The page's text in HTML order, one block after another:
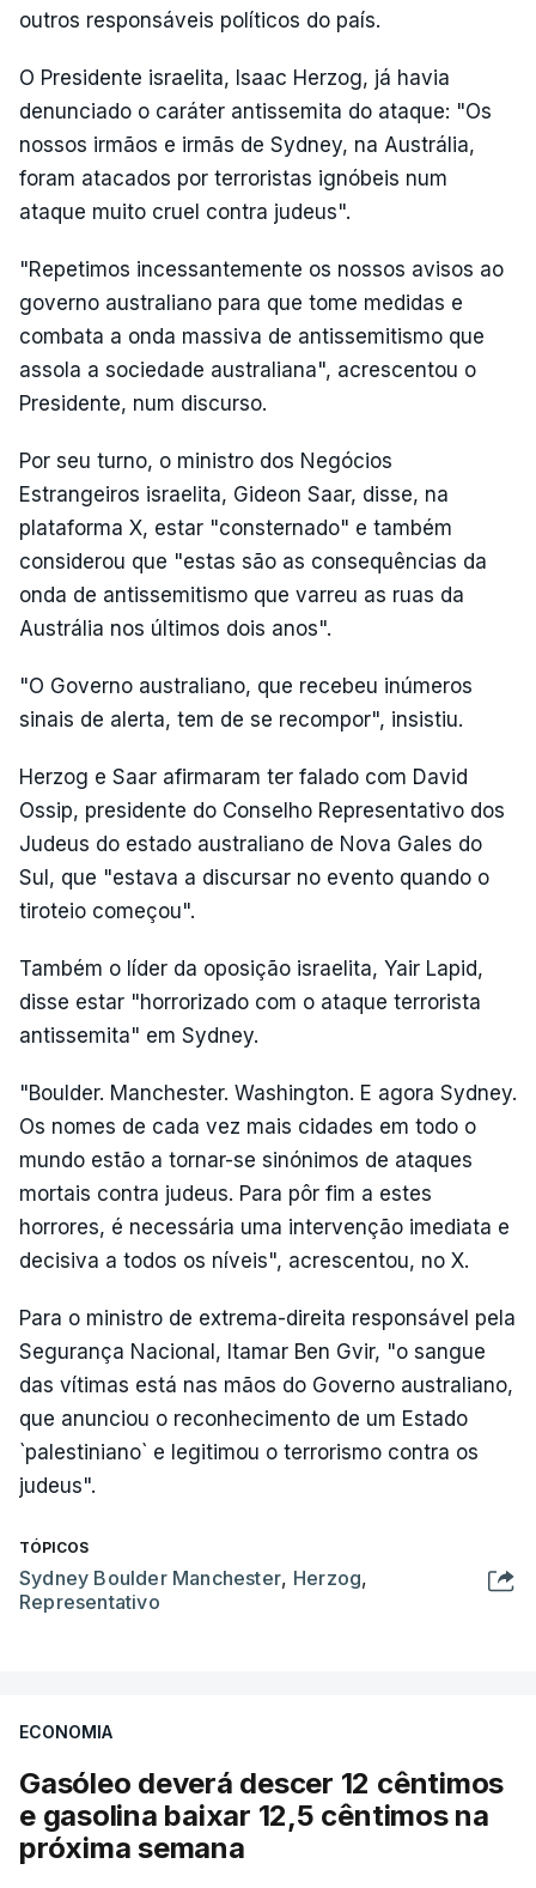
outros responsáveis políticos do país.
O Presidente israelita, Isaac Herzog, já havia
denunciado o caráter antissemita do ataque: "Os
nossos irmãos e irmãs de Sydney, na Austrália,
foram atacados por terroristas ignóbeis num
ataque muito cruel contra judeus".
"Repetimos incessantemente os nossos avisos ao
governo australiano para que tome medidas e
combata a onda massiva de antissemitismo que
assola a sociedade australiana", acrescentou o
Presidente, num discurso.
Por seu turno, o ministro dos Negócios
Estrangeiros israelita, Gideon Saar, disse, na
plataforma X, estar "consternado" e também
considerou que "estas são as consequências da
onda de antissemitismo que varreu as ruas da
Austrália nos últimos dois anos".
"O Governo australiano, que recebeu inúmeros
sinais de alerta, tem de se recompor", insistiu.
Herzog e Saar afirmaram ter falado com David
Ossip, presidente do Conselho Representativo dos
Judeus do estado australiano de Nova Gales do
Sul, que "estava a discursar no evento quando o
tiroteio começou".
Também o líder da oposição israelita, Yair Lapid,
disse estar "horrorizado com o ataque terrorista
antissemita" em Sydney.
"Boulder. Manchester. Washington. E agora Sydney.
Os nomes de cada vez mais cidades em todo o
mundo estão a tornar-se sinónimos de ataques
mortais contra judeus. Para pôr fim a estes
horrores, é necessária uma intervenção imediata e
decisiva a todos os níveis", acrescentou, no X.
Para o ministro de extrema-direita responsável pela
Segurança Nacional, Itamar Ben Gvir, "o sangue
das vítimas está nas mãos do Governo australiano,
que anunciou o reconhecimento de um Estado
`palestiniano` e legitimou o terrorismo contra os
judeus".
TÓPICOS
Sydney Boulder Manchester, Herzog,
Representativo
ECONOMIA
Gasóleo deverá descer 12 cêntimos
e gasolina baixar 12,5 cêntimos na
próxima semana